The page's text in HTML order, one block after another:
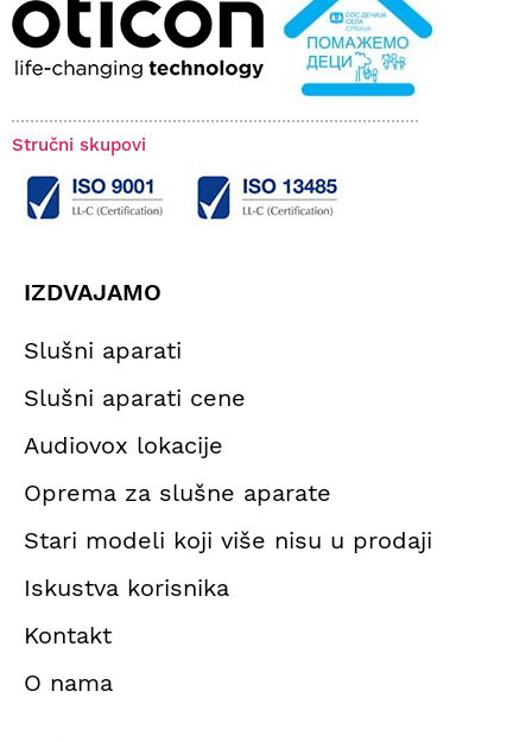
Stručni skupovi
IZDVAJAMO
Slušni aparati
Slušni aparati cene
Audiovox lokacije
Oprema za slušne aparate
Stari modeli koji više nisu u prodaji
Iskustva korisnika
Kontakt
O nama